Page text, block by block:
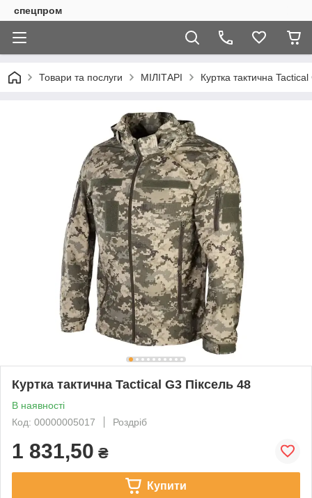
спецпром
Товари та послуги МІЛІТАРІ Куртка тактична
Куртка тактична Tactical G3 Піксель 48
В наявності
Код: 00000005017
Роздріб
1 831,50 ₴
Купити